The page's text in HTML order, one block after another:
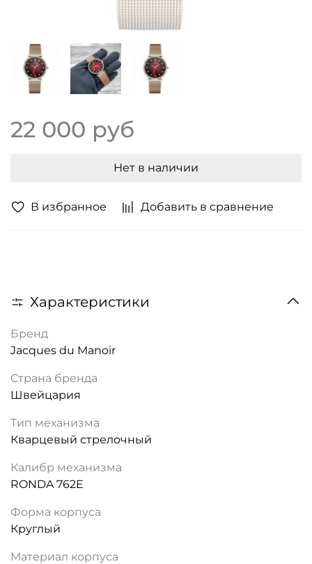
В избранное Добавить в сравнение
22 000 руб
Нет в наличии
Характеристики
Бренд
Jacques du Manoir
Страна бренда
Швейцария
Тип механизма
Кварцевый стрелочный
Калибр механизма
RONDA 762E
Форма корпуса
Круглый
Материал корпуса